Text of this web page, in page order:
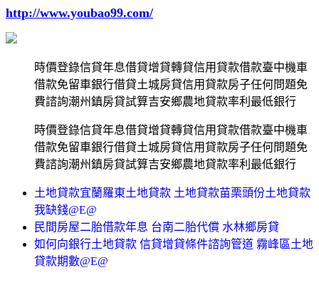
http://www.youbao99.com/
時價登錄信貸年息借貸增貸轉貸信用貸款借款臺中機車
借款免留車銀行借貸土城房貸信用貸款房子任何問題免
費諮詢潮州鎮房貸試算吉安鄉農地貸款率利最低銀行
時價登錄信貸年息借貸增貸轉貸信用貸款借款臺中機車
借款免留車銀行借貸土城房貸信用貸款房子任何問題免
費諮詢潮州鎮房貸試算吉安鄉農地貸款率利最低銀行
土地貸款宜蘭羅東土地貸款 土地貸款苗栗頭份土地貸款
我缺錢@E@
民間房屋二胎借款年息 台南二胎代償 水林鄉房貸
如何向銀行土地貸款 信貸增貸條件諮詢管道 霧峰區土地
貸款期數@E@